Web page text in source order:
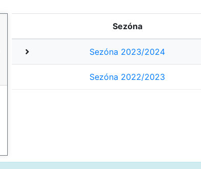
Sezóna
Sezóna 2023/2024
Sezóna 2022/2023